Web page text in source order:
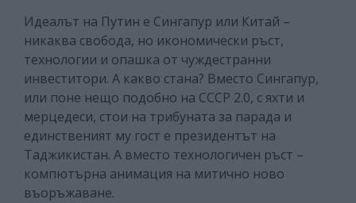
Идеалът на Путин е Сингапур или Китай –
никаква свобода, но икономически ръст,
технологии и опашка от чуждестранни
инвеститори. А какво стана? Вместо Сингапур,
или поне нещо подобно на СССР 2.0, с яхти и
мерцедеси, стои на трибуната за парада и
единственият му гост е президентът на
Таджикистан. А вместо технологичен ръст –
компютърна анимация на митично ново
въоръжаване.